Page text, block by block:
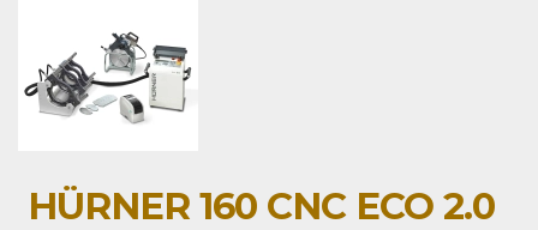
HÜRNER 160 CNC ECO 2.0